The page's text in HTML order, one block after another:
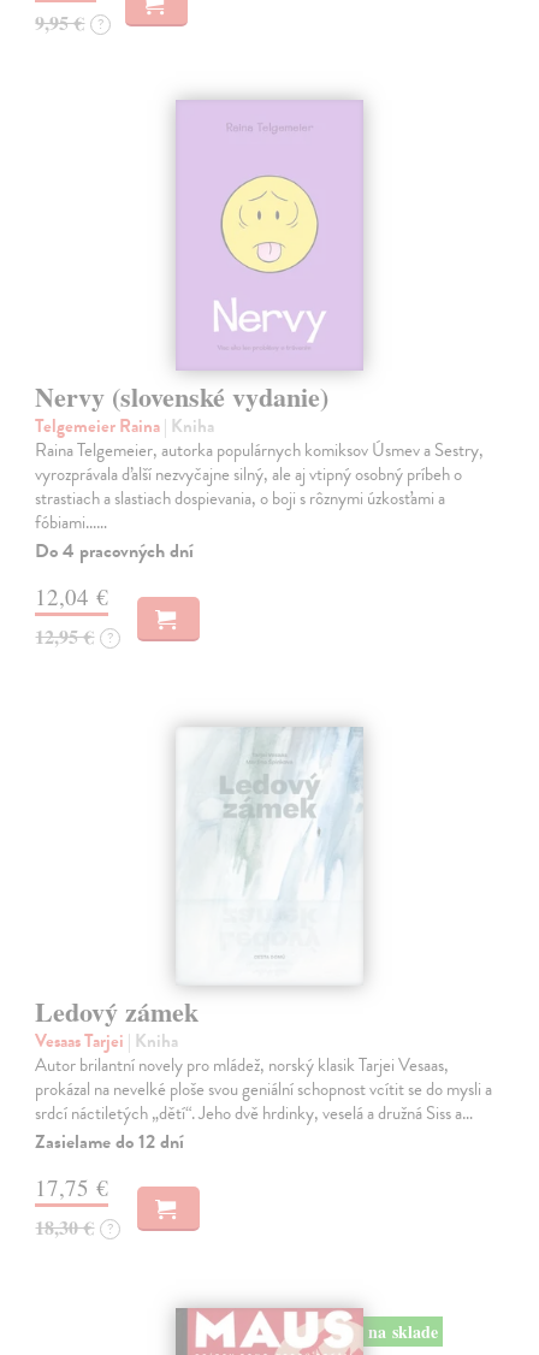
9,95 € ?
Nervy (slovenské vydanie)
Telgemeier Raina| Kniha
Raina Telgemeier, autorka populárnych komiksov Úsmev a Sestry,
vyrozprávala ďalší nezvyčajne silný, ale aj vtipný osobný príbeh o
strastiach a slastiach dospievania, o boji s rôznymi úzkosťami a
fóbiami...…
Do 4 pracovných dní
12,04 €
12,95 € ?
Ledový zámek
Vesaas Tarjei | Kniha
Autor brilantní novely pro mládež, norský klasik Tarjei Vesaas,
prokázal na nevelké ploše svou geniální schopnost vcítit se do mysli a
srdcí náctiletých „dětí“. Jeho dvě hrdinky, veselá a družná Siss a…
Zasielame do 12 dní
17,75 €
18,30 € ?
na sklade